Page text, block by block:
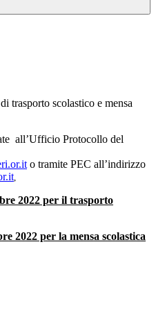
trasporto scolastico e mensa
all’Ufficio Protocollo del
o tramite PEC all’indirizzo
2022 per il trasporto
2022 per la mensa scolastica